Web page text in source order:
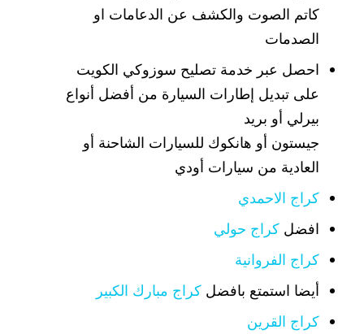
كاتم الصوت والكشف عن الدعامات او
الصدمات
احصل عبر خدمة تصليح سوزوكي الكويت
على تبديل إطارات السيارة من أفضل أنواع
بيرلي أو بريد
جيستون أو هانكوك للسيارات الشاحنة أو
العادية من سيارات أودي
كراج الاحمدي
افضل كراج حولي
كراج الفروانية
أيضا استمتع بافضل كراج مبارك الكبير
كراج القرين